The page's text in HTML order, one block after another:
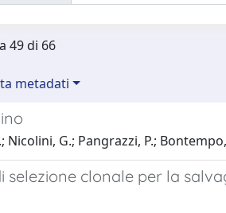
49 di 66
metadati
Nicolini, G.; Pangrazzi, P.;
selezione clonale per la